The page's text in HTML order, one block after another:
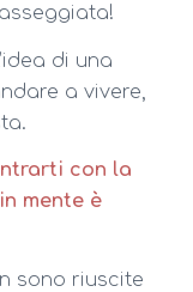
di una
a vivere,
con la
mente è
sono riuscite